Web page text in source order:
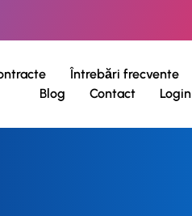
Întrebări frecvente
Blog
Contact Login